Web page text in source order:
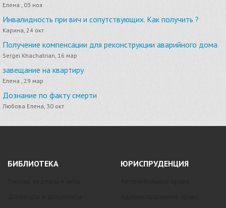
Елена , 03 ноя
Инвалидность при вич и сопутствующих. Как получить ?
Карина, 24 окт
Получение компенсации для реконструкции аварийного дома
Sergei Khachatrian, 16 мар
завещание на квартиру
Елена , 29 мар
Дознание по факту смерти
Любова Елена, 30 окт
БИБЛИОТЕКА ЮРИСПРУДЕНЦИЯ